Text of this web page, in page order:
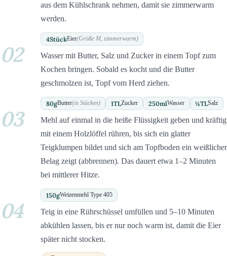
aus dem Kühlschrank nehmen, damit sie zimmerwarm
werden.
4StückEier(Größe M, zimmerwarm)
02
Wasser mit Butter, Salz und Zucker in einem Topf zum
Kochen bringen. Sobald es kocht und die Butter
geschmolzen ist, Topf vom Herd ziehen.
80gButter(in Stücken) 1TLZucker 250mlWasser ¼TLSalz
03
Mehl auf einmal in die heiße Flüssigkeit geben und kräftig
mit einem Holzlöffel rühren, bis sich ein glatter
Teigklumpen bildet und sich am Topfboden ein weißlicher
Belag zeigt (abbrennen). Das dauert etwa 1–2 Minuten
bei mittlerer Hitze.
150gWeizenmehl Type 405
04
Teig in eine Rührschüssel umfüllen und 5–10 Minuten
abkühlen lassen, bis er nur noch warm ist, damit die Eier
später nicht stocken.